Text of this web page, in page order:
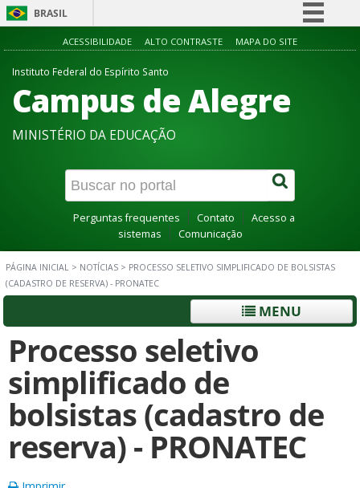
BRASIL
Simplifique!
Acesso à informação
Canais
ACESSIBILIDADE ALTO CONTRASTE MAPA DO SITE
Instituto Federal do Espírito Santo
Campus de Alegre
MINISTÉRIO DA EDUCAÇÃO
Perguntas frequentes Contato
Acesso a
sistemas
Comunicação
PÁGINA INICIAL > NOTÍCIAS > PROCESSO SELETIVO SIMPLIFICADO DE BOLSISTAS
(CADASTRO DE RESERVA) - PRONATEC
MENU
Processo seletivo
simplificado de
bolsistas (cadastro de
reserva) - PRONATEC